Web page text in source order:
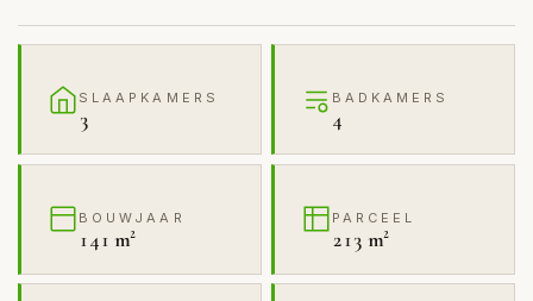
SLAAPKAMERS
3
BADKAMERS
4
BOUWJAAR
141 m²
PARCEEL
213 m²